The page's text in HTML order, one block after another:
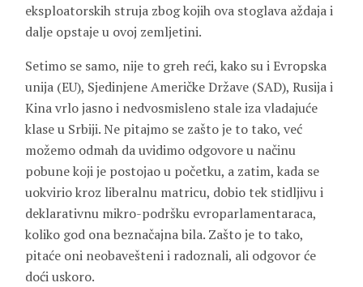
eksploatorskih struja zbog kojih ova stoglava aždaja i
dalje opstaje u ovoj zemljetini.
Setimo se samo, nije to greh reći, kako su i Evropska
unija (EU), Sjedinjene Američke Države (SAD), Rusija i
Kina vrlo jasno i nedvosmisleno stale iza vladajuće
klase u Srbiji. Ne pitajmo se zašto je to tako, već
možemo odmah da uvidimo odgovore u načinu
pobune koji je postojao u početku, a zatim, kada se
uokvirio kroz liberalnu matricu, dobio tek stidljivu i
deklarativnu mikro-podršku evroparlamentaraca,
koliko god ona beznačajna bila. Zašto je to tako,
pitaće oni neobavešteni i radoznali, ali odgovor će
doći uskoro.